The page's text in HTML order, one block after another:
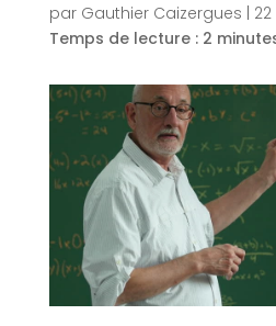
par Gauthier Caizergues
Temps de lecture : 2